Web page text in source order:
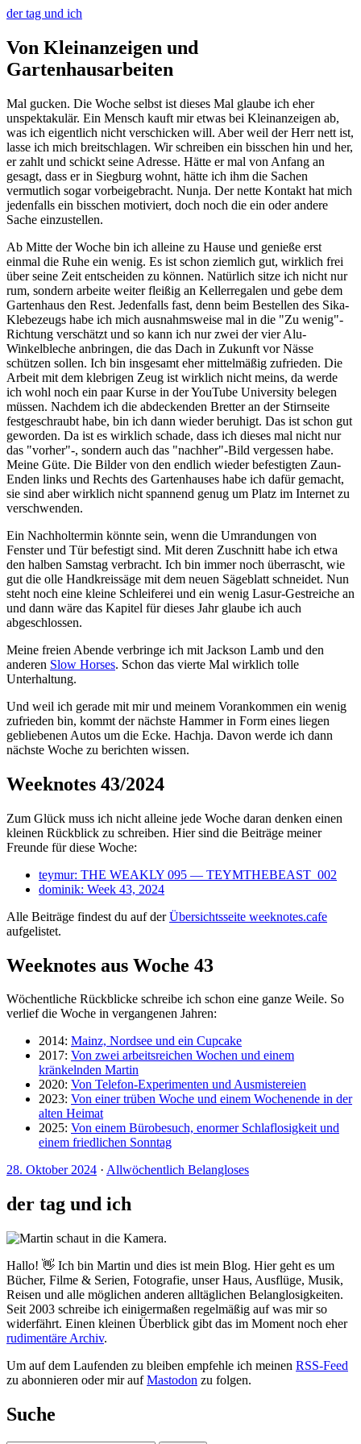
der tag und ich
Von Kleinanzeigen und
Gartenhausarbeiten
Mal gucken. Die Woche selbst ist dieses Mal glaube ich eher
unspektakulär. Ein Mensch kauft mir etwas bei Kleinanzeigen ab,
was ich eigentlich nicht verschicken will. Aber weil der Herr nett ist,
lasse ich mich breitschlagen. Wir schreiben ein bisschen hin und her,
er zahlt und schickt seine Adresse. Hätte er mal von Anfang an
gesagt, dass er in Siegburg wohnt, hätte ich ihm die Sachen
vermutlich sogar vorbeigebracht. Nunja. Der nette Kontakt hat mich
jedenfalls ein bisschen motiviert, doch noch die ein oder andere
Sache einzustellen.
Ab Mitte der Woche bin ich alleine zu Hause und genieße erst
einmal die Ruhe ein wenig. Es ist schon ziemlich gut, wirklich frei
über seine Zeit entscheiden zu können. Natürlich sitze ich nicht nur
rum, sondern arbeite weiter fleißig an Kellerregalen und gebe dem
Gartenhaus den Rest. Jedenfalls fast, denn beim Bestellen des Sika-
Klebezeugs habe ich mich ausnahmsweise mal in die "Zu wenig"-
Richtung verschätzt und so kann ich nur zwei der vier Alu-
Winkelbleche anbringen, die das Dach in Zukunft vor Nässe
schützen sollen. Ich bin insgesamt eher mittelmäßig zufrieden. Die
Arbeit mit dem klebrigen Zeug ist wirklich nicht meins, da werde
ich wohl noch ein paar Kurse in der YouTube University belegen
müssen. Nachdem ich die abdeckenden Bretter an der Stirnseite
festgeschraubt habe, bin ich dann wieder beruhigt. Das ist schon gut
geworden. Da ist es wirklich schade, dass ich dieses mal nicht nur
das "vorher"-, sondern auch das "nachher"-Bild vergessen habe.
Meine Güte. Die Bilder von den endlich wieder befestigten Zaun-
Enden links und Rechts des Gartenhauses habe ich dafür gemacht,
sie sind aber wirklich nicht spannend genug um Platz im Internet zu
verschwenden.
Ein Nachholtermin könnte sein, wenn die Umrandungen von
Fenster und Tür befestigt sind. Mit deren Zuschnitt habe ich etwa
den halben Samstag verbracht. Ich bin immer noch überrascht, wie
gut die olle Handkreissäge mit dem neuen Sägeblatt schneidet. Nun
steht noch eine kleine Schleiferei und ein wenig Lasur-Gestreiche an
und dann wäre das Kapitel für dieses Jahr glaube ich auch
abgeschlossen.
Meine freien Abende verbringe ich mit Jackson Lamb und den
anderen Slow Horses. Schon das vierte Mal wirklich tolle
Unterhaltung.
Und weil ich gerade mit mir und meinem Vorankommen ein wenig
zufrieden bin, kommt der nächste Hammer in Form eines liegen
gebliebenen Autos um die Ecke. Hachja. Davon werde ich dann
nächste Woche zu berichten wissen.
Weeknotes 43/2024
Zum Glück muss ich nicht alleine jede Woche daran denken einen
kleinen Rückblick zu schreiben. Hier sind die Beiträge meiner
Freunde für diese Woche:
teymur: THE WEAKLY 095 — TEYMTHEBEAST_002
dominik: Week 43, 2024
Alle Beiträge findest du auf derÜbersichtsseite weeknotes.cafe
aufgelistet.
Weeknotes aus Woche 43
Wöchentliche Rückblicke schreibe ich schon eine ganze Weile. So
verlief die Woche in vergangenen Jahren:
2014: Mainz, Nordsee und ein Cupcake
2017: Von zwei arbeitsreichen Wochen und einem
kränkelnden Martin
2020: Von Telefon-Experimenten und Ausmistereien
2023: Von einer trüben Woche und einem Wochenende in der
alten Heimat
2025: Von einem Bürobesuch, enormer Schlaflosigkeit und
einem friedlichen Sonntag
28. Oktober 2024 · Allwöchentlich Belangloses
der tag und ich
Hallo! 👋 Ich bin Martin und dies ist mein Blog. Hier geht es um
Bücher, Filme & Serien, Fotografie, unser Haus, Ausflüge, Musik,
Reisen und alle möglichen anderen alltäglichen Belanglosigkeiten.
Seit 2003 schreibe ich einigermaßen regelmäßig auf was mir so
widerfährt. Einen kleinen Überblick gibt das im Moment noch eher
rudimentäre Archiv.
Um auf dem Laufenden zu bleiben empfehle ich meinen RSS-Feed
zu abonnieren oder mir aufMastodon zu folgen.
Suche